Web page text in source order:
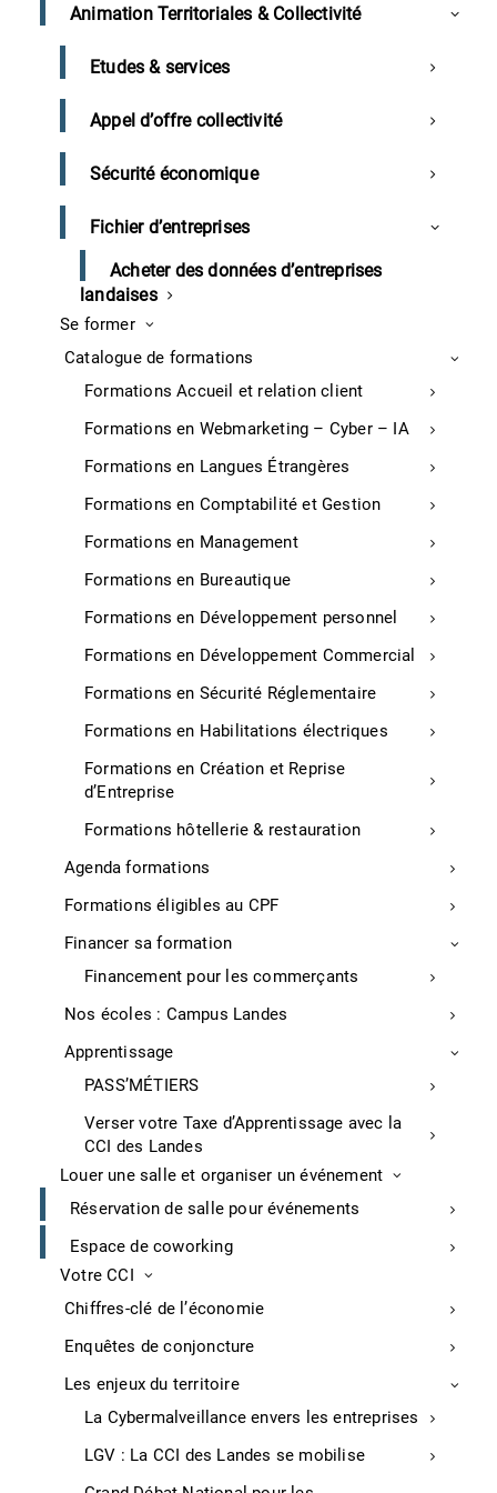
Animation Territoriales & Collectivité
Etudes & services
Appel d’offre collectivité
Sécurité économique
Fichier d’entreprises
Acheter des données d’entreprises
landaises
Se former
Catalogue de formations
Formations Accueil et relation client
Formations en Webmarketing – Cyber – IA
Formations en Langues Étrangères
Formations en Comptabilité et Gestion
Formations en Management
Formations en Bureautique
Formations en Développement personnel
Formations en Développement Commercial
Formations en Sécurité Réglementaire
Formations en Habilitations électriques
Formations en Création et Reprise
d’Entreprise
Formations hôtellerie & restauration
Agenda formations
Formations éligibles au CPF
Financer sa formation
Financement pour les commerçants
Nos écoles : Campus Landes
Apprentissage
PASS’MÉTIERS
Verser votre Taxe d’Apprentissage avec la
CCI des Landes
Louer une salle et organiser un événement
Réservation de salle pour événements
Espace de coworking
Votre CCI
Chiffres-clé de l’économie
Enquêtes de conjoncture
Les enjeux du territoire
La Cybermalveillance envers les entreprises
LGV : La CCI des Landes se mobilise
réunion d’information. Minimum 2 participants.
Suite à cette réunion, nous vous transmettrons un
lien vers notre support d’animation
Réunion d’information« Réussir sa
création ou reprise d’entreprise»
Gratuit
Tenez-vous au courant de nos dernières
actualités et évènements